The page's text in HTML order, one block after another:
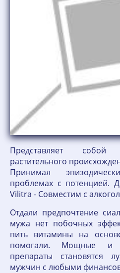
Представляет
растительного
Принимал
проблемах с потенцией.
Vilitra - Совместим с
Отдали предпочтение
мужа нет побочных
пить витамины на
помогали. Мощные и
препараты становятся
мужчин с любыми